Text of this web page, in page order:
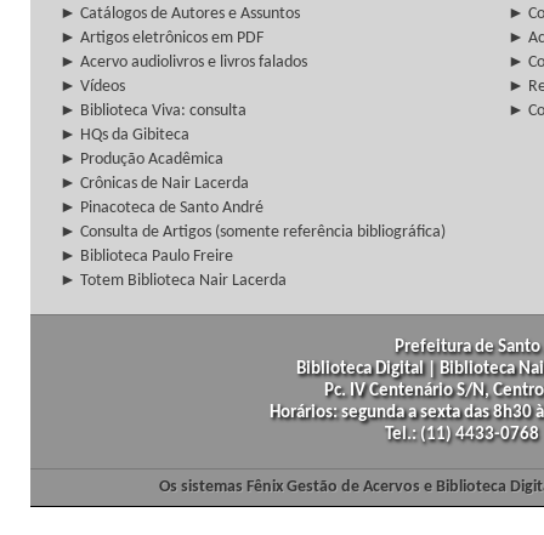
► Catálogos de Autores e Assuntos
►
► Artigos eletrônicos em PDF
►
► Acervo audiolivros e livros falados
►
► Vídeos
►
► Biblioteca Viva: consulta
►
► HQs da Gibiteca
► Produção Acadêmica
► Crônicas de Nair Lacerda
► Pinacoteca de Santo André
► Consulta de Artigos (somente referência bibliográfica)
► Biblioteca Paulo Freire
► Totem Biblioteca Nair Lacerda
Prefeitura de
Biblioteca Digital | Biblioteca
Pc. IV Centenário S/N,
Horários: segunda a sexta das
Tel.: (11) 4433-
Os sistemas Fênix Gestão de Acervos e Biblioteca